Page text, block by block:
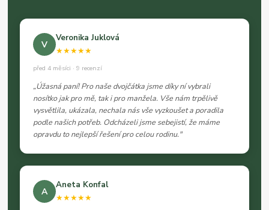
V
Veronika Juklová
★★★★★
před 4 měsíci · 9 recenzí
„Úžasná paní! Pro naše dvojčátka jsme díky ní vybrali
nosítko jak pro mě, tak i pro manžela. Vše nám trpělivě
vysvětlila, ukázala, nechala nás vše vyzkoušet a poradila
podle našich potřeb. Odcházeli jsme sebejistí, že máme
opravdu to nejlepší řešení pro celou rodinu."
A
Aneta Konfal
★★★★★